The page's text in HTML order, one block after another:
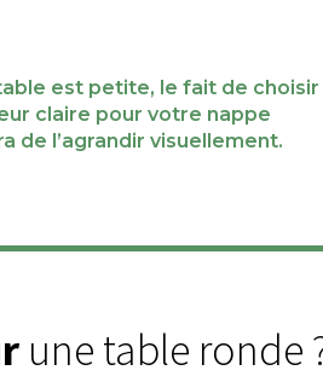
est petite, le fait de choisir
claire pour votre nappe
de l’agrandir visuellement.
une table ronde